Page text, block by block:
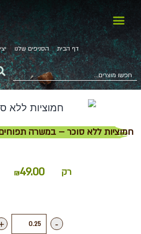
דף הבית הסניפים שלנו
חמוציות ללא סוכר – במשרה תפוחים 4.9 שח ל- 100
רק ₪49.00
-